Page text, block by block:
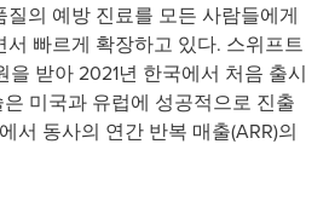
의 예방 진료를 모든 사람들에게
빠르게 확장하고 있다. 스위프트
을 받아 2021년 한국에서 처음 출시
미국과 유럽에 성공적으로 진출
서 동사의 연간 반복 매출(ARR)의